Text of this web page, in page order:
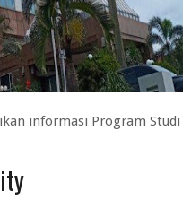
informasi Program Studi